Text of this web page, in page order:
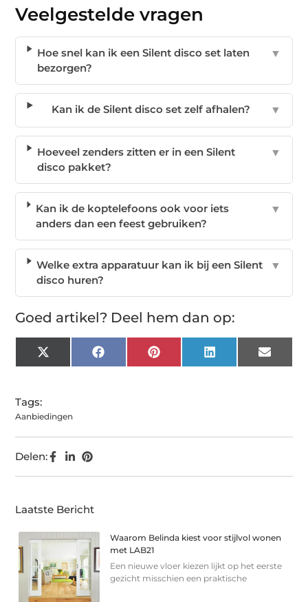
Veelgestelde vragen
Hoe snel kan ik een Silent disco set laten
bezorgen?
▼
Kan ik de Silent disco set zelf afhalen? ▼
Hoeveel zenders zitten er in een Silent
disco pakket?
▼
Kan ik de koptelefoons ook voor iets
anders dan een feest gebruiken?
▼
Welke extra apparatuur kan ik bij een Silent
disco huren?
▼
Goed artikel? Deel hem dan op:
X
(Twitter)
FacebookPinterest LinkedIn Email
Tags:
Aanbiedingen
Delen:
Laatste Bericht
Waarom Belinda kiest voor stijlvol wonen
met LAB21
Een nieuwe vloer kiezen lijkt op het eerste
gezicht misschien een praktische